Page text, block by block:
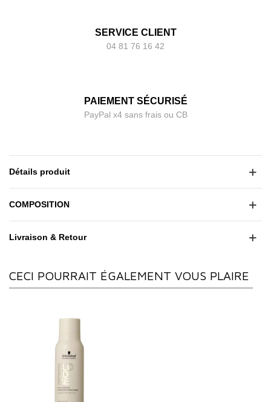
SERVICE CLIENT
04 81 76 16 42
PAIEMENT SÉCURISÉ
PayPal x4 sans frais ou CB
Détails produit
COMPOSITION
Livraison & Retour
CECI POURRAIT ÉGALEMENT VOUS PLAIRE